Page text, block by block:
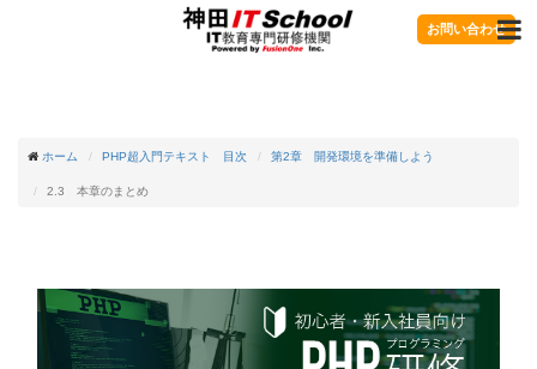
お問い合わせ
ホーム PHP超入門テキスト 目次 第2章 開発環境を準備しよう
2.3 本章のまとめ